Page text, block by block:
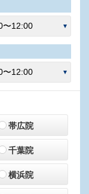
帯広院
千葉院
横浜院